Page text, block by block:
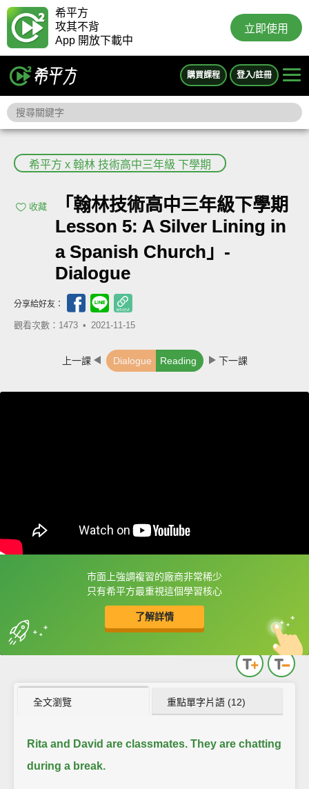
希平方
攻其不背
App 開放下載中
立即使用
購買課程 登入/註冊
希平方 x 翰林 技術高中三年級 下學期
收藏
「翰林技術高中三年級下學期
Lesson 5: A Silver Lining in
a Spanish Church」-
Dialogue
分享給好友：
觀看次數：1473 • 2021-11-15
上一課 Dialogue Reading 下一課
市面上強調複習的廠商非常稀少
只有希平方最重視這個學習核心
了解詳情
框選或點兩下字幕可以直接查字典喔！
中
英
全文瀏覽 重點單字片語 (12)
Rita and David are classmates. They are chatting
during a break.